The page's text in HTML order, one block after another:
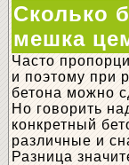
Сколько
мешка
Часто
и поэтому при
бетона можно
Но говорить
конкретный
различные и
Разница